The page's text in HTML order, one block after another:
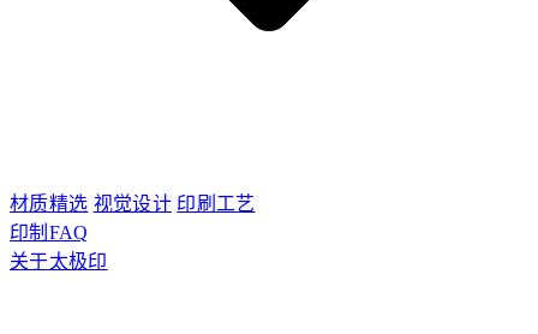
材质精选 视觉设计 印刷工艺
印制FAQ
关于太极印